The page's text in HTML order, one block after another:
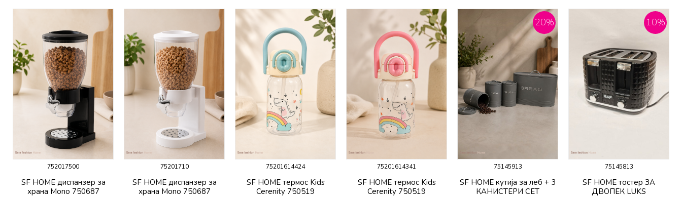
752017500
SF HOME диспанзер за
храна Mono 750687
75201710
SF HOME диспанзер за
храна Mono 750687
75201614424
SF HOME термос Kids
Cerenity 750519
75201614341
SF HOME термос Kids
Cerenity 750519
20%
75145913
SF HOME кутија за леб + 3
КАНИСТЕРИ СЕТ
10%
75145813
SF HOME тостер ЗА
ДВОПЕК LUKS